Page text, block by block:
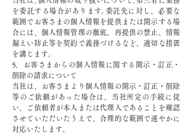
を委託する場合があります｡委託先に対し、必要な
範囲でお客さまの個人情報を提供または開示する場
合には、個人情報管理の徹底、再提供の禁止、情報
漏えい防止等を契約で義務づけるなど、適切な措置
を講じます。
5．お客さまからの個人情報に関する開示・訂正・
削除の請求について
当社は、お客さまより個人情報の開示・訂正・削除
等のご依頼があった場合は、当社所定の手続に従
い、ご依頼者が本人または代理人であることを確認
させていただいたうえで、合理的な範囲で速やかに
対応いたします。